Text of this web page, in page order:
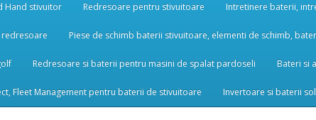
Hand stivuitor Redresoare pentru stivuitoare Intretinere baterii,
Piese de schimb baterii stivuitoare, elementi de schimb,
Redresoare si baterii pentru masini de spalat pardoseli Bateri si
Fleet Management pentru baterii de stivuitoare Invertoare si baterii